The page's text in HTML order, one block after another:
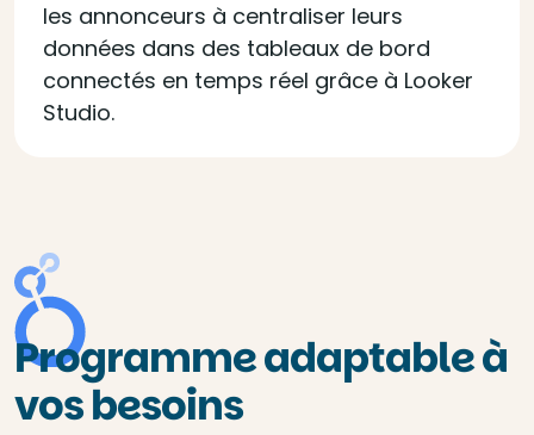
les annonceurs à centraliser leurs
données dans des tableaux de bord
connectés en temps réel grâce à Looker
Studio.
Programme adaptable à
vos besoins